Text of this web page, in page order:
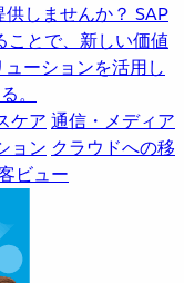
しませんか？ SAP
ことで、新しい価値
ーションを活用し
。
ケア 通信・メディア
ョン クラウドへの移
ビュー